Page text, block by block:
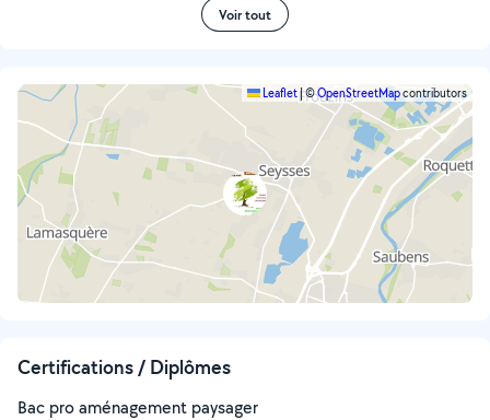
Voir tout
Leaflet|©OpenStreetMapcontributors
Certifications / Diplômes
Bac pro aménagement paysager